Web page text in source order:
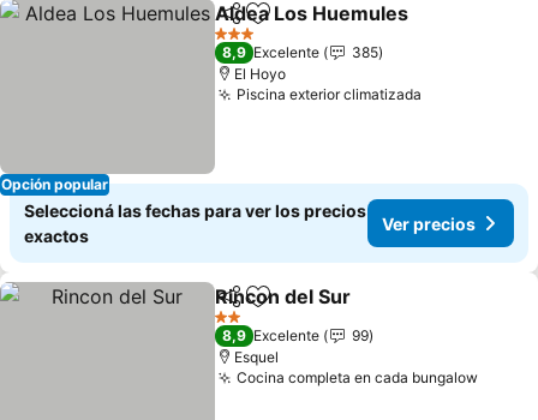
Opción popular
CompartirAñadir a favoritos
Aldea Los Huemules
3 Estrellas
8,9 Excelente
385
El Hoyo
Piscina exterior climatizada
Seleccioná las fechas para ver los precios
exactos
Ver precios
CompartirAñadir a favoritos
Rincon del Sur
2 Estrellas
8,9 Excelente
99
Esquel
Cocina completa en cada bungalow